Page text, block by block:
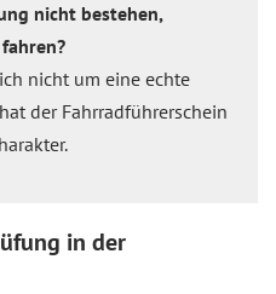
nicht bestehen,
nicht um eine echte
der Fahrradführerschein
in der